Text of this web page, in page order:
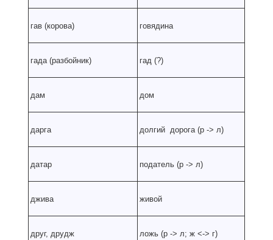
гав (корова) говядина
гада (разбойник) гад (?)
дам дом
дарга долгий дорога (р -> л)
датар податель (р -> л)
джива живой
друг, друдж ложь (р -> л; ж <-> г)